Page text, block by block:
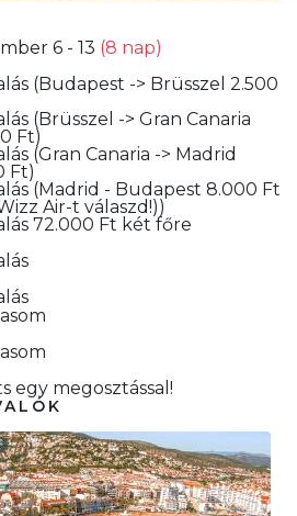
6 - 13 (8 nap)
(Budapest -> Brüsszel 2.500
(Brüsszel -> Gran Canaria
Ft)
(Gran Canaria -> Madrid
Ft)
(Madrid - Budapest 8.000 Ft
Air-t válaszd!))
72.000 Ft két főre
egy megosztással!